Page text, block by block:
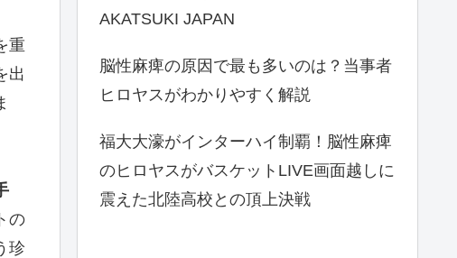
重
出
の
珍
AKATSUKI JAPAN
脳性麻痺の原因で最も多いのは？当事者
ヒロヤスがわかりやすく解説
福大大濠がインターハイ制覇！脳性麻痺
のヒロヤスがバスケットLIVE画面越しに
震えた北陸高校との頂上決戦